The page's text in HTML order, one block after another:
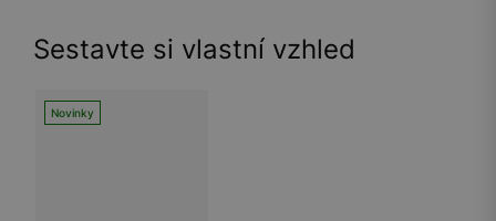
Sestavte si vlastní vzhled
Novinky